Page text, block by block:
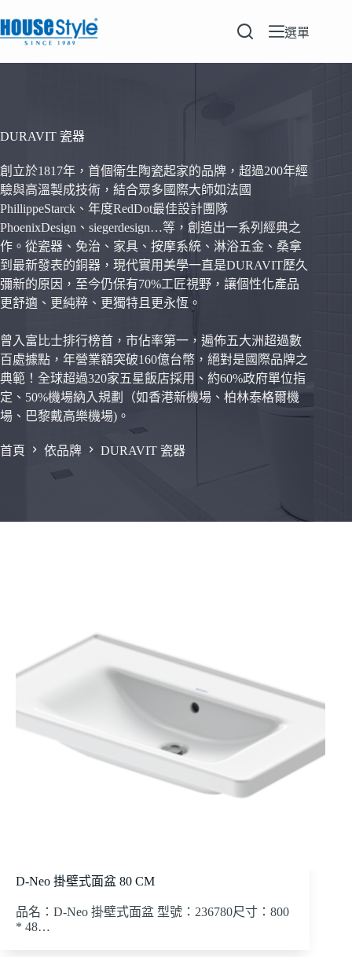
至
要
選單
DURAVIT 瓷器
創立於1817年，首個衛生陶瓷起家的品牌，超過200年經
驗與高溫製成技術，結合眾多國際大師如法國
PhillippeStarck、年度RedDot最佳設計團隊
PhoenixDesign、siegerdesign…等，創造出一系列經典之
作。從瓷器、免治、家具、按摩系統、淋浴五金、桑拿
到最新發表的銅器，現代實用美學一直是DURAVIT歷久
彌新的原因，至今仍保有70%工匠視野，讓個性化產品
更舒適、更純粹、更獨特且更永恆。
曾入富比士排行榜首，市佔率第一，遍佈五大洲超過數
百處據點，年營業額突破160億台幣，絕對是國際品牌之
典範！全球超過320家五星飯店採用、約60%政府單位指
定、50%機場納入規劃（如香港新機場、柏林泰格爾機
場、巴黎戴高樂機場)。
首頁 依品牌 DURAVIT 瓷器
D-Neo 掛壁式面盆 80 CM
品名：D-Neo 掛壁式面盆 型號：236780尺寸：800
* 48…